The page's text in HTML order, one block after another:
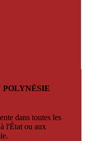
dans toutes les
l'État ou aux